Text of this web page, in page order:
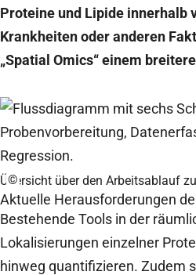
Proteine und Lipide innerhalb
Krankheiten oder anderen
„Spatial Omics“ einem
©
Übersicht über den Arbeitsablauf
Aktuelle Herausforderungen
Bestehende Tools in der
Lokalisierungen einzelner
hinweg quantifizieren. Zudem